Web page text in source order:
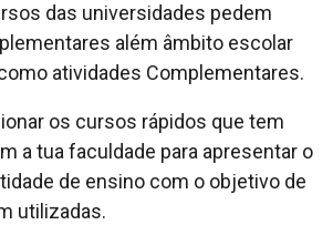
das universidades pedem
além âmbito escolar
atividades Complementares.
os cursos rápidos que tem
a tua faculdade para apresentar o
de ensino com o objetivo de
utilizadas.